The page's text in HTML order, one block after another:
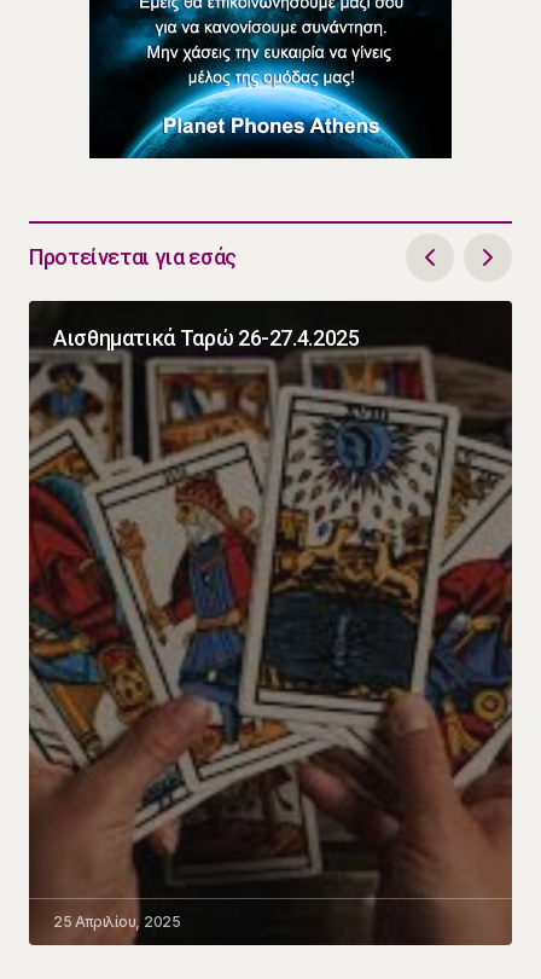
Προτείνεται για εσάς
Αισθηματικά Ταρώ 26-27.4.2025
25 Απριλίου, 2025